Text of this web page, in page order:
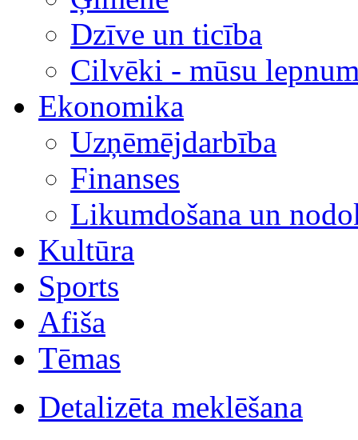
Dzīve un ticība
Cilvēki - mūsu
Ekonomika
Uzņēmējdarbība
Finanses
Likumdošana un
Kultūra
Sports
Afiša
Tēmas
Detalizēta meklēšana